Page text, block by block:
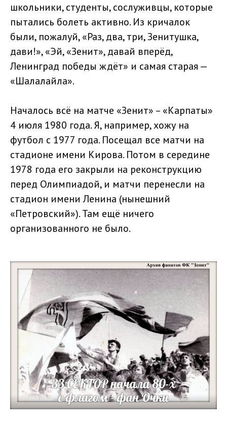
школьники, студенты, сослуживцы, которые
пытались болеть активно. Из кричалок
были, пожалуй, «Раз, два, три, Зенитушка,
дави!», «Эй, «Зенит», давай вперёд,
Ленинград победы ждёт» и самая старая —
«Шалалайла».
Началось всё на матче «Зенит» – «Карпаты»
4 июля 1980 года. Я, например, хожу на
футбол с 1977 года. Посещал все матчи на
стадионе имени Кирова. Потом в середине
1978 года его закрыли на реконструкцию
перед Олимпиадой, и матчи перенесли на
стадион имени Ленина (нынешний
«Петровский»). Там ещё ничего
организованного не было.